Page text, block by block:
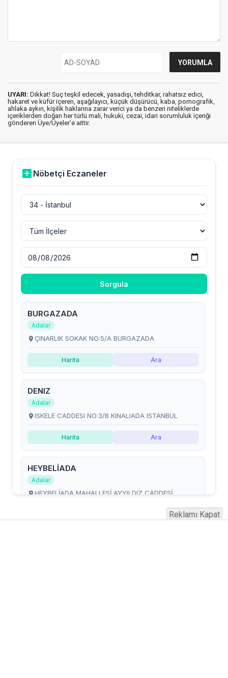
UYARI: Dikkat! Suç teşkil edecek, yasadışı, tehditkar, rahatsız edici,
hakaret ve küfür içeren, aşağılayıcı, küçük düşürücü, kaba, pornografik,
ahlaka aykırı, kişilik haklarına zarar verici ya da benzeri niteliklerde
içeriklerden doğan her türlü mali, hukuki, cezai, idari sorumluluk içeriği
gönderen Üye/Üyeler’e aittir.
Reklamı Kapat